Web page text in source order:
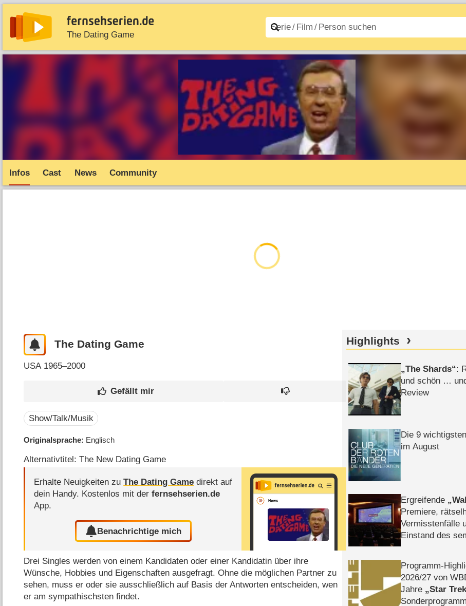
The Dating Game
News Entdecken Streaming Filme A–Z
Infos Cast News Community
The Dating Game
USA 1965–2000
Show/Talk/Musik
Originalsprache Englisch
Alternativtitel: The New Dating Game
Erhalte Neuigkeiten zuThe Dating Game direkt auf
dein Handy. Kostenlos mit derfernsehserien.de
App.
Benachrichtige mich
Drei Singles werden von einem Kandidaten oder einer Kandidatin über ihre
Wünsche, Hobbies und Eigenschaften ausgefragt. Ohne die möglichen Partner zu
sehen, muss er oder sie ausschließlich auf Basis der Antworten entscheiden, wen
er am sympathischsten findet.
Highlights
The Shards :
und schön …
Review
Die 9
im August
Ergreifende
Premiere,
Vermisstenfälle
Einstand des
Programm-
2026/​27 von
Jahre
Star Trek